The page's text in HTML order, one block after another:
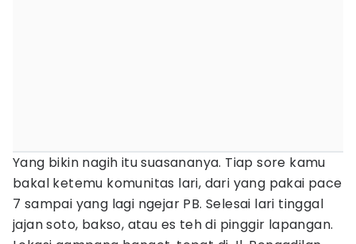
Yang bikin nagih itu suasananya. Tiap sore kamu
bakal ketemu komunitas lari, dari yang pakai pace
7 sampai yang lagi ngejar PB. Selesai lari tinggal
jajan soto, bakso, atau es teh di pinggir lapangan.